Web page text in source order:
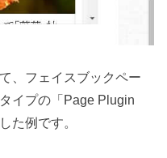
、フェイスブックペー
イプの「Page Plugin
た例です。